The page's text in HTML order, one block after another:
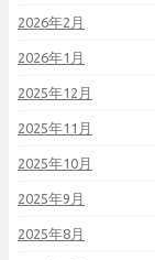
2026年2月
2026年1月
2025年12月
2025年11月
2025年10月
2025年9月
2025年8月